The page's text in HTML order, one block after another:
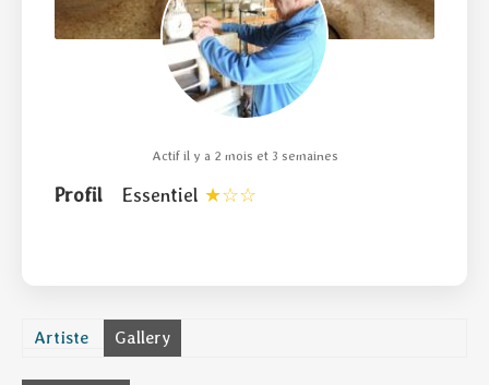
Actif il y a 2 mois et 3 semaines
Profil Essentiel
Artiste Gallery